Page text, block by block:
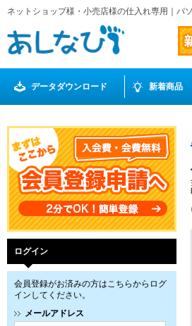
ネットショップ様・小売店様の仕入れ専用｜
データダウンロード 新着商品
ログイン
会員登録がお済みの方はこちらからログ
インしてください。
メールアドレス